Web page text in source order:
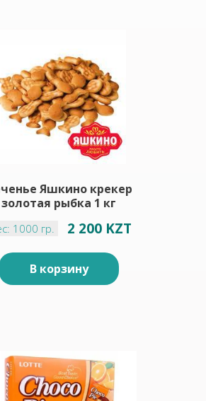
Яшкино крекер
золотая рыбка 1 кг
1000 гр. 2 200 KZT
В корзину